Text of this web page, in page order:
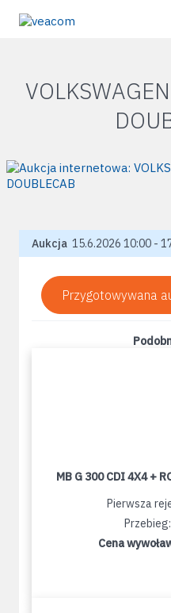
Aukcja 15.6.2026 10:00 -
Przygotowywana
MB G 300 CDI 4X4 +
Pierwsza
Cena